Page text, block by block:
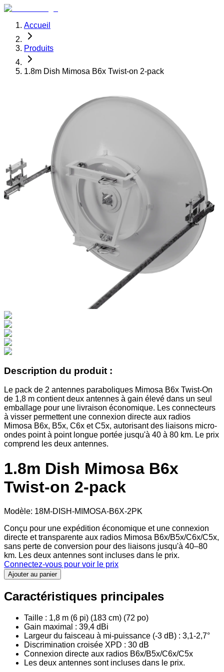
Accueil
Produits
1.8m Dish Mimosa B6x Twist-on 2-pack
Description du produit :
Le pack de 2 antennes paraboliques Mimosa B6x Twist-On
de 1,8 m contient deux antennes à gain élevé dans un seul
emballage pour une livraison économique. Les connecteurs
à visser permettent une connexion directe aux radios
Mimosa B6x, B5x, C6x et C5x, autorisant des liaisons micro-
ondes point à point longue portée jusqu'à 40 à 80 km. Le prix
comprend les deux antennes.
1.8m Dish Mimosa B6x
Twist-on 2-pack
Modèle: 18M-DISH-MIMOSA-B6X-2PK
Conçu pour une expédition économique et une connexion
directe et transparente aux radios Mimosa B6x/B5x/C6x/C5x,
sans perte de conversion pour des liaisons jusqu'à 40–80
km. Les deux antennes sont incluses dans le prix.
Connectez-vous pour voir le prix
Ajouter au panier
Caractéristiques principales
Taille : 1,8 m (6 pi) (183 cm) (72 po)
Gain maximal : 39,4 dBi
Largeur du faisceau à mi-puissance (-3 dB) : 3,1-2,7°
Discrimination croisée XPD : 30 dB
Connexion directe aux radios B6x/B5x/C6x/C5x
Les deux antennes sont incluses dans le prix.